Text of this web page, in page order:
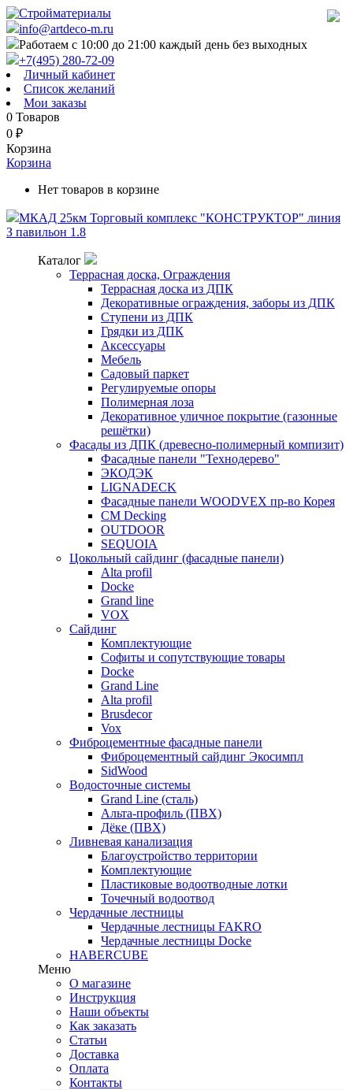
info@artdeco-m.ru
Работаем с 10:00 до 21:00 каждый день без выходных
+7(495) 280-72-09
Личный кабинет
Список желаний
Мои заказы
0 Товаров
0 ₽
Корзина
Корзина
Нет товаров в корзине
МКАД 25км Торговый комплекс "КОНСТРУКТОР" линия
З павильон 1.8
Каталог
Террасная доска, Ограждения
Террасная доска из ДПК
Декоративные ограждения, заборы из ДПК
Ступени из ДПК
Грядки из ДПК
Аксессуары
Мебель
Садовый паркет
Регулируемые опоры
Полимерная лоза
Декоративное уличное покрытие (газонные
решётки)
Фасады из ДПК (древесно-полимерный компизит)
Фасадные панели "Технодерево"
ЭКОДЭК
LIGNADECK
Фасадные панели WOODVEX пр-во Корея
CM Decking
OUTDOOR
SEQUOIA
Цокольный сайдинг (фасадные панели)
Alta profil
Docke
Grand line
VOX
Сайдинг
Комплектующие
Софиты и сопутствующие товары
Docke
Grand Line
Alta profil
Brusdecor
Vox
Фиброцементные фасадные панели
Фиброцементный сайдинг Экосимпл
SidWood
Водосточные системы
Grand Line (сталь)
Альта-профиль (ПВХ)
Дёке (ПВХ)
Ливневая канализация
Благоустройство территории
Комплектующие
Пластиковые водоотводные лотки
Точечный водоотвод
Чердачные лестницы
Чердачные лестницы FAKRO
Чердачные лестницы Docke
HABERCUBE
Меню
О магазине
Инструкция
Наши объекты
Как заказать
Статьи
Доставка
Оплата
Контакты